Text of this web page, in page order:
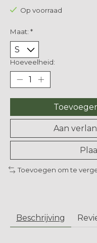
Op voorraad
Maat: *
Hoeveelheid:
Aan
Toevoegen om te
Beschrijving